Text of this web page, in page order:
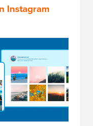
Instagram